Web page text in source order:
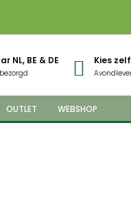
NL, BE & DE Kies
OUTLET WEBSHOP